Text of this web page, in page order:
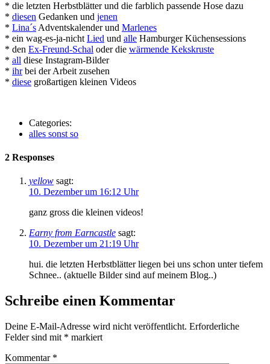
* die letzten Herbstblätter und die farblich passende Hose dazu
* diesen Gedanken und jenen
* Lina´s Adventskalender und Marlenes
* ein wag-es-ja-nicht Lied und alle Hamburger Küchensessions
* den Ex-Freund-Schal oder die wärmende Kekskruste
* all diese Instagram-Bilder
* ihrbei der Arbeit zusehen
* diese großartigen kleinen Videos
Categories:
alles sonst so
2 Responses
yellow sagt:
10. Dezember um 16:12 Uhr
ganz gross die kleinen videos!
Earny from Earncastle sagt:
10. Dezember um 21:19 Uhr
hui. die letzten Herbstblätter liegen bei uns schon unter tiefem
Schnee.. (aktuelle Bilder sind auf meinem Blog..)
Schreibe einen Kommentar
Deine E-Mail-Adresse wird nicht veröffentlicht. Erforderliche
Felder sind mit * markiert
Kommentar *